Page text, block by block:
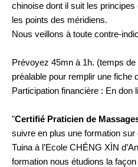
chinoise dont il suit les
les points des méridiens.
Nous veillons à toute contre-
Prévoyez 45mn à 1h. (temps
préalable pour remplir une fiche
Participation financière : En don
"Certifié Praticien de
suivre en plus une formation
Tuina à l’Ecole CHÉNG XÌN
formation nous étudions la